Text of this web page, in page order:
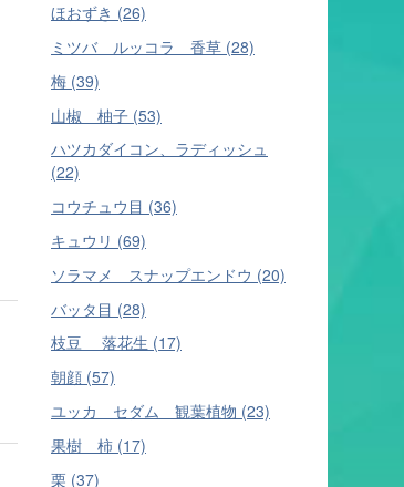
ほおずき (26)
ミツバ ルッコラ 香草 (28)
梅 (39)
山椒 柚子 (53)
ハツカダイコン、ラディッシュ
(22)
コウチュウ目 (36)
キュウリ (69)
ソラマメ スナップエンドウ (20)
バッタ目 (28)
枝豆 落花生 (17)
朝顔 (57)
ユッカ セダム 観葉植物 (23)
果樹 柿 (17)
栗 (37)